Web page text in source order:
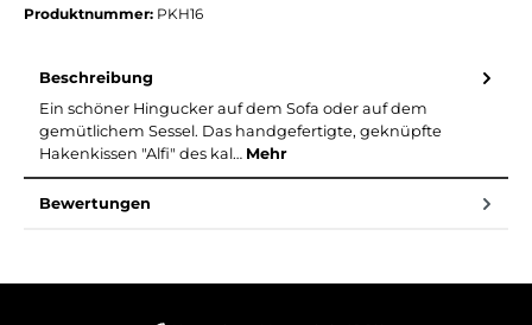
Produktnummer: PKH16
Beschreibung
Ein schöner Hingucker auf dem Sofa oder auf dem
gemütlichem Sessel. Das handgefertigte, geknüpfte
Hakenkissen "Alfi" des kal… Mehr
Bewertungen